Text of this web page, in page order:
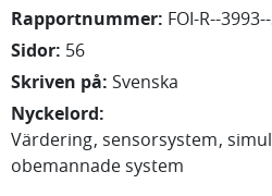
Rapportnummer: FOI-R--
Sidor: 56
Skriven på: Svenska
Nyckelord:
Värdering sensorsystem
obemannade system